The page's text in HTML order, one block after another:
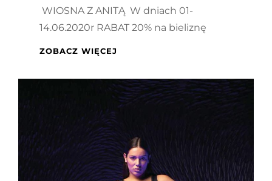
WIOSNA Z ANITĄ W dniach 01-
14.06.2020r RABAT 20% na bieliznę
ZOBACZ WIĘCEJ
BIELIZNĘ
ANITA
FAIA